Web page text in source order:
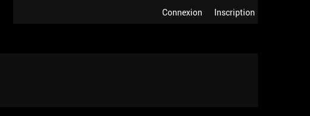
Inscription
Connexion